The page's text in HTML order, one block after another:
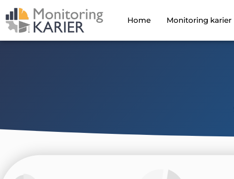
Home Monitoring karier